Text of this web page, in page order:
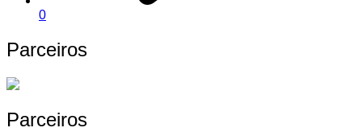
0
Parceiros
Parceiros